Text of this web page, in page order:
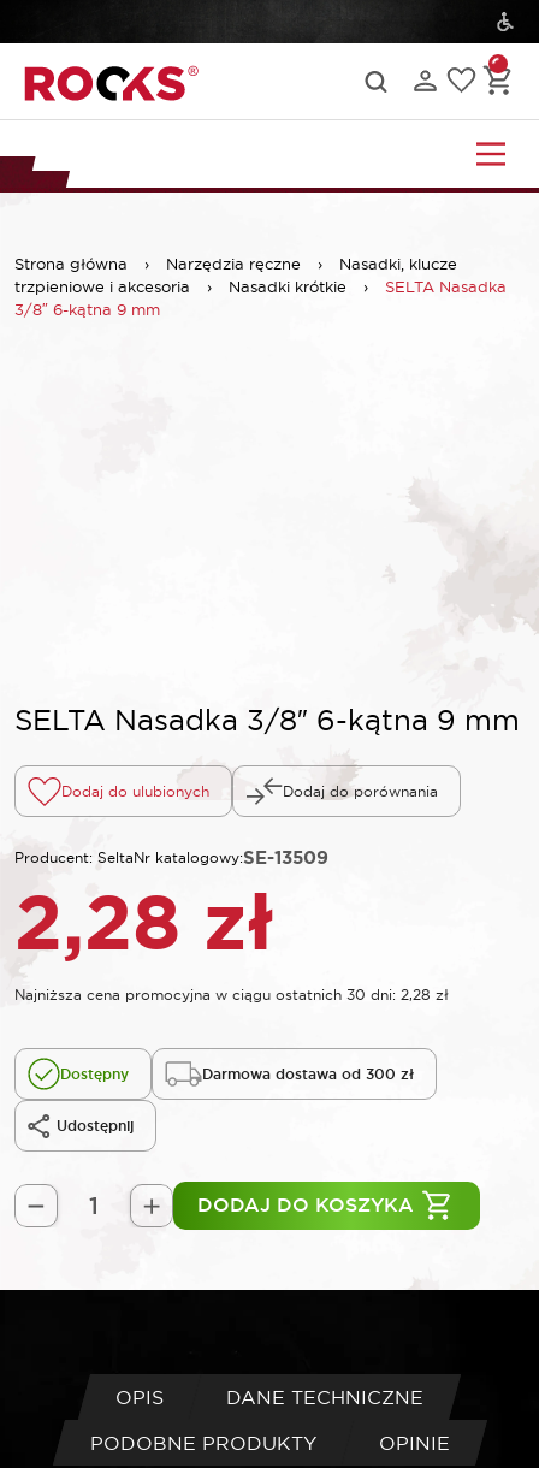
Strona główna › Narzędzia ręczne ›
Nasadki, klucze
trzpieniowe i akcesoria
› Nasadki krótkie ›
SELTA Nasadka
3/8″ 6-kątna 9 mm
SELTA Nasadka 3/8″ 6-kątna 9 mm
Dodaj do ulubionych Dodaj do porównania
Producent: SeltaNr katalogowy:SE-13509
2,28 zł
Najniższa cena promocyjna w ciągu ostatnich 30 dni: 2,28 zł
Dostępny Darmowa dostawa od 300 zł
Udostępnij
ilość
DODAJ DO KOSZYKA
OPIS
DANE TECHNICZNE
PODOBNE PRODUKTY
OPINIE